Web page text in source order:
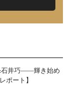
石井巧――輝き始め
ポート】